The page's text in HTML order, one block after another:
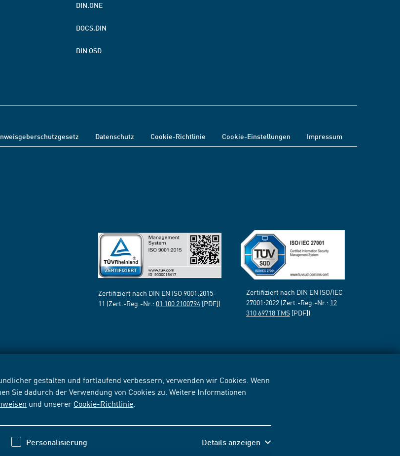
gestalten und fortlaufend verbessern, verwenden wir Cookies. Wenn
Sie dadurch der Verwendung von Cookies zu. Weitere Informationen
und unserer Cookie-Richtlinie
Personalisierung Details anzeigen
DIN.ONE
DOCS.DIN
DIN OSD
Datenschutz Cookie-Richtlinie Cookie-Einstellungen Impressum
Zertifiziert nach DIN EN ISO 9001:2015-
11 (Zert.-Reg.-Nr.: 01 100 2100794 [PDF])
Zertifiziert nach DIN EN ISO/IEC
27001:2022 (Zert.-Reg.-Nr.: 12
310 69718 TMS [PDF])